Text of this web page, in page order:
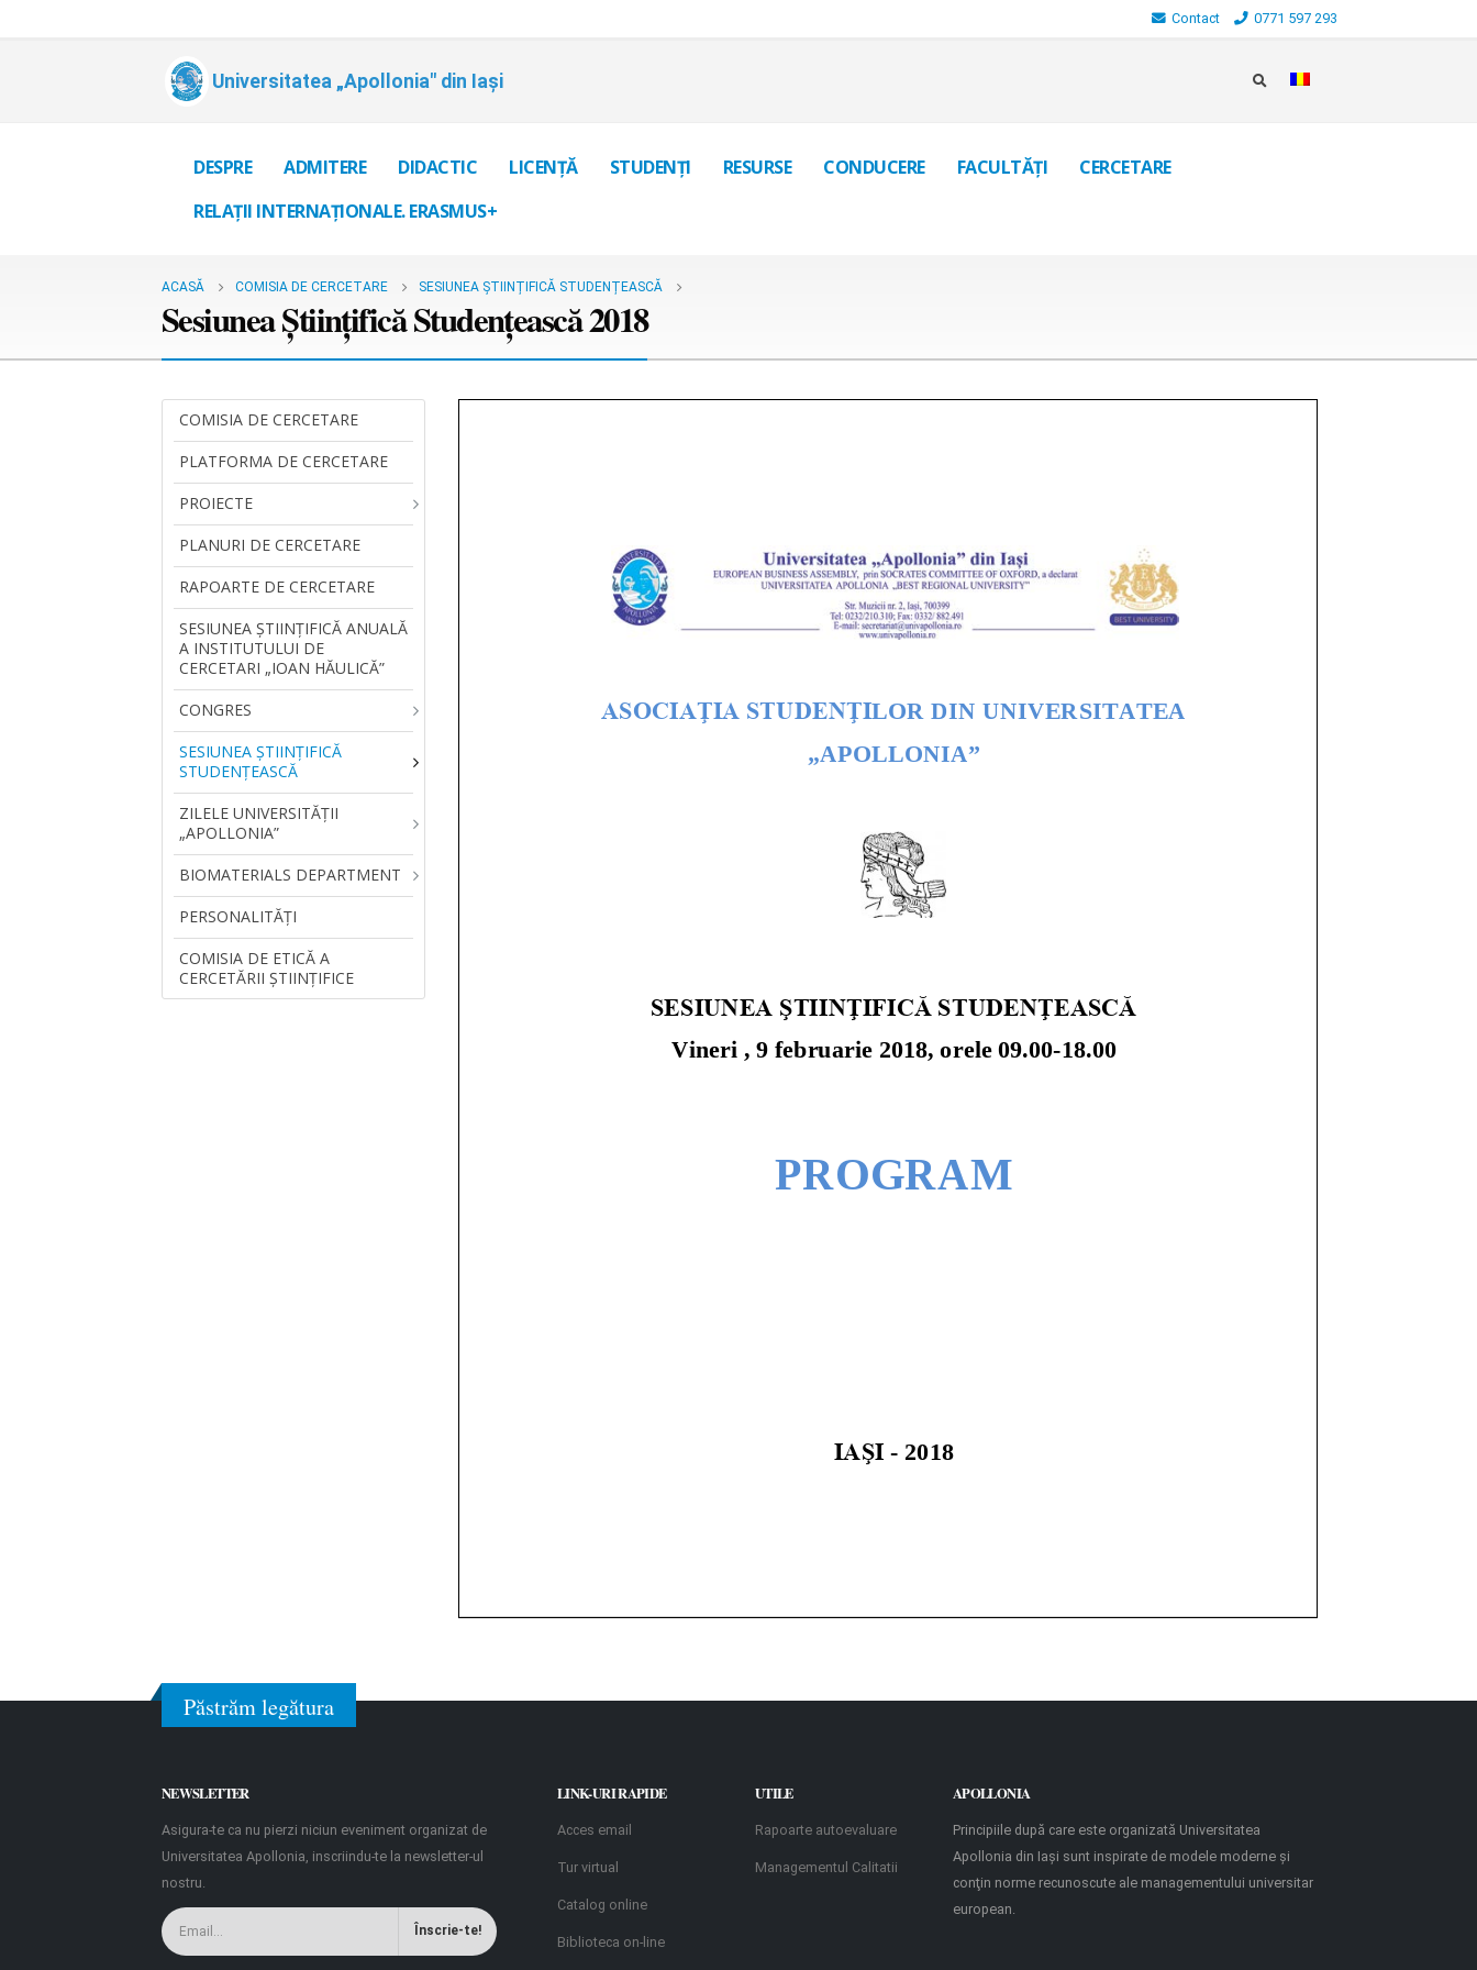
Contact 0771 597 293
Universitatea „Apollonia" din Iași
DESPRE ADMITERE DIDACTIC LICENȚĂ STUDENȚI RESURSE CONDUCERE FACULTĂȚI
CERCETARE
RELAȚII INTERNAȚIONALE. ERASMUS+
ACASĂ COMISIA DE CERCETARE SESIUNEA ȘTIINȚIFICĂ STUDENȚEASCĂ
Sesiunea Științifică Studențească 2018
COMISIA DE CERCETARE
PLATFORMA DE CERCETARE
PROIECTE
PLANURI DE CERCETARE
RAPOARTE DE CERCETARE
SESIUNEA ŞTIINŢIFICĂ ANUALĂ
A INSTITUTULUI DE
CERCETARI „IOAN HĂULICĂ”
CONGRES
SESIUNEA ȘTIINȚIFICĂ
STUDENȚEASCĂ
ZILELE UNIVERSITĂŢII
„APOLLONIA”
BIOMATERIALS DEPARTMENT
PERSONALITĂŢI
COMISIA DE ETICĂ A
CERCETĂRII ȘTIINȚIFICE
Păstrăm legătura
NEWSLETTER
Asigura-te ca nu pierzi niciun eveniment organizat de
Universitatea Apollonia, inscriindu-te la newsletter-ul
nostru.
LINK-URI RAPIDE
Acces email
Tur virtual
Catalog online
Biblioteca on-line
UTILE
Rapoarte autoevaluare
Managementul Calitatii
APOLLONIA
Principiile după care este organizată Universitatea
Apollonia din Iaşi sunt inspirate de modele moderne şi
conţin norme recunoscute ale managementului universitar
european.